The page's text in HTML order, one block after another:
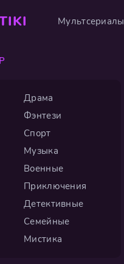
Мультсериалы
Драма
Фэнтези
Спорт
Музыка
Военные
Приключения
Детективные
Семейные
Мистика